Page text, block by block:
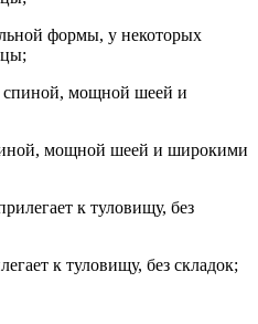
формы, у некоторых
спиной, мощной шеей и
мощной шеей и широкими
к туловищу, без
к туловищу, без складок;